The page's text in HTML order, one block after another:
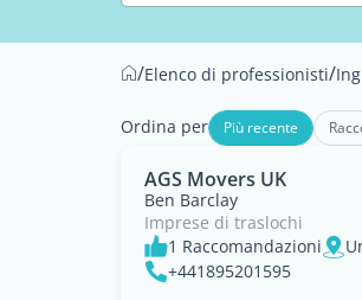
/Elenco di professionisti/
Ordina per Più recente
AGS Movers UK
Ben Barclay
Imprese di traslochi
1 Raccomandazioni
+441895201595